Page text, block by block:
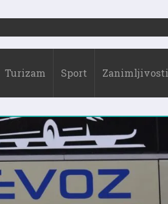
Turizam Sport Zanimljivosti